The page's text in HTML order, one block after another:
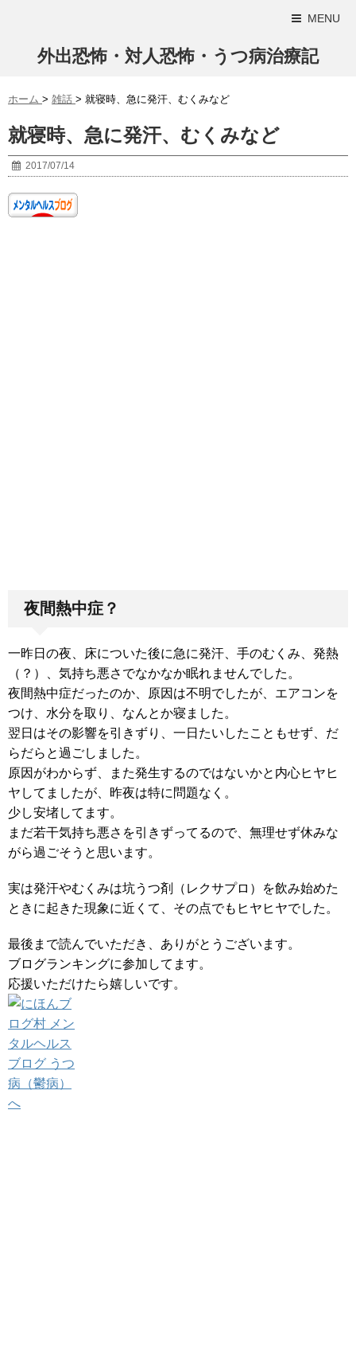
MENU
外出恐怖・対人恐怖・うつ病治療記
ホーム > 雑話 > 就寝時、急に発汗、むくみなど
就寝時、急に発汗、むくみなど
2017/07/14
夜間熱中症？
一昨日の夜、床についた後に急に発汗、手のむくみ、発熱
（？）、気持ち悪さでなかなか眠れませんでした。
夜間熱中症だったのか、原因は不明でしたが、エアコンを
つけ、水分を取り、なんとか寝ました。
翌日はその影響を引きずり、一日たいしたこともせず、だ
らだらと過ごしました。
原因がわからず、また発生するのではないかと内心ヒヤヒ
ヤしてましたが、昨夜は特に問題なく。
少し安堵してます。
まだ若干気持ち悪さを引きずってるので、無理せず休みな
がら過ごそうと思います。
実は発汗やむくみは坑うつ剤（レクサプロ）を飲み始めた
ときに起きた現象に近くて、その点でもヒヤヒヤでした。
最後まで読んでいただき、ありがとうございます。
ブログランキングに参加してます。
応援いただけたら嬉しいです。